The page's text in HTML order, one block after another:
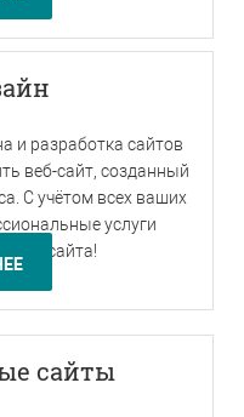
и разработка сайтов
веб-сайт, созданный
С учётом всех ваших
услуги
для сайта!
сайты